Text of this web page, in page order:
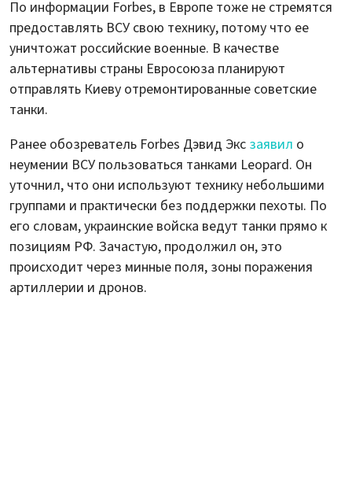
По информации Forbes, в Европе тоже не стремятся
предоставлять ВСУ свою технику, потому что ее
уничтожат российские военные. В качестве
альтернативы страны Евросоюза планируют
отправлять Киеву отремонтированные советские
танки.
Ранее обозреватель Forbes Дэвид Экс заявил о
неумении ВСУ пользоваться танками Leopard. Он
уточнил, что они используют технику небольшими
группами и практически без поддержки пехоты. По
его словам, украинские войска ведут танки прямо к
позициям РФ. Зачастую, продолжил он, это
происходит через минные поля, зоны поражения
артиллерии и дронов.